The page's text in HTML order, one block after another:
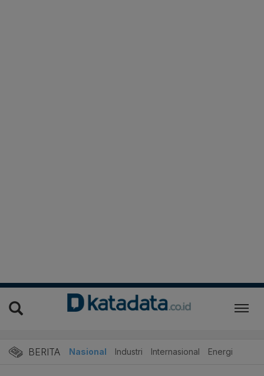
BERITA Nasional Industri Internasional Energi